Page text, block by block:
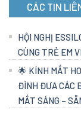
CÁC TIN
HỘI NGHỊ
CÙNG TRẺ EM
🌟 KÍNH MẮT
ĐÌNH ĐƯA CÁC
MẮT SÁNG –